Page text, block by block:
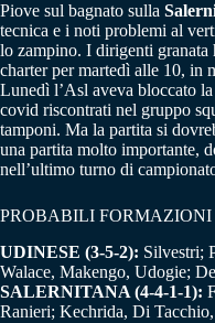
Piove sul bagnato sulla
tecnica e i noti problemi al
lo zampino. I dirigenti granata
charter per martedì alle 10, in
Lunedì l’Asl aveva bloccato
covid riscontrati nel gruppo
tamponi. Ma la partita si
una partita molto importante,
nell’ultimo turno di
PROBABILI FORMAZIONI
UDINESE (3-5-2): Silvestri;
Walace, Makengo, Udogie;
SALERNITANA (4-4-1-1):
Ranieri; Kechrida, Di